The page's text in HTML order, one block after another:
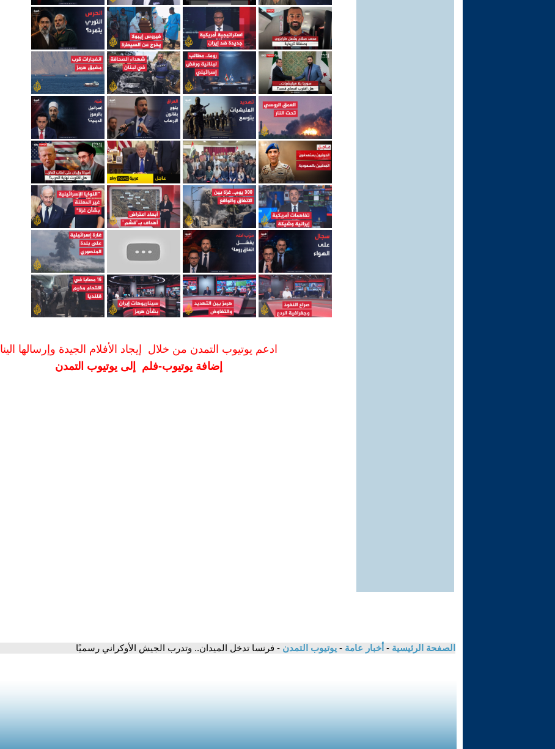
ادعم يوتيوب التمدن من خلال إيجاد الأفلام الجيدة وإرسالها الينا
إضافة يوتيوب-فلم إلى يوتيوب التمدن
الصفحة الرئيسية - أخبار عامة - يوتيوب التمدن - فرنسا تدخل الميدان.. وتدرب الجيش الأوكراني رسميًا